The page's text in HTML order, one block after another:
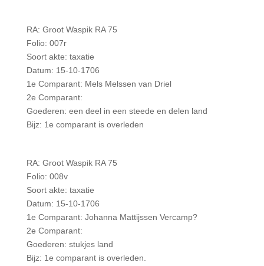
RA: Groot Waspik RA 75
Folio: 007r
Soort akte: taxatie
Datum: 15-10-1706
1e Comparant: Mels Melssen van Driel
2e Comparant:
Goederen: een deel in een steede en delen land
Bijz: 1e comparant is overleden
RA: Groot Waspik RA 75
Folio: 008v
Soort akte: taxatie
Datum: 15-10-1706
1e Comparant: Johanna Mattijssen Vercamp?
2e Comparant:
Goederen: stukjes land
Bijz: 1e comparant is overleden.